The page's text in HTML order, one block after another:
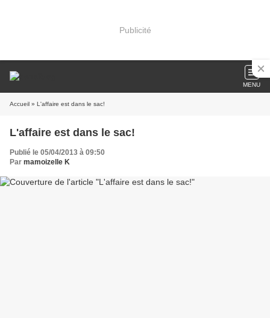
Publicité
MENU
Accueil » L'affaire est dans le sac!
L'affaire est dans le sac!
Publié le 05/04/2013 à 09:50
Par mamoizelle K